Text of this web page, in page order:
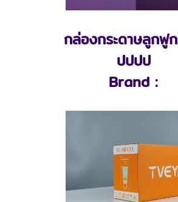
กล่องกระดาษลูกฟู
ปปปป
Brand :